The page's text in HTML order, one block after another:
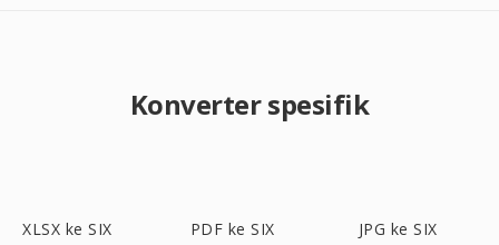
Konverter spesifik
XLSX ke SIX PDF ke SIX JPG ke SIX